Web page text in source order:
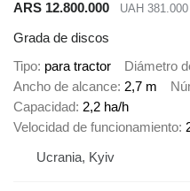
ARS 12.800.000 UAH 381.000
Grada de discos
Tipo para tractor Diámetro
Ancho de alcance 2,7 m
Capacidad 2,2 ha/h
Velocidad de funcionamiento
Ucrania, Kyiv